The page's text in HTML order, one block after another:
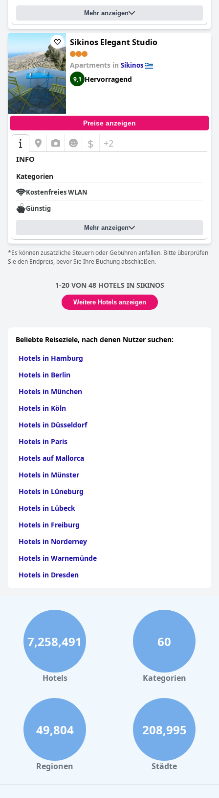
Mehr anzeigen
Sikinos Elegant Studio
Apartments in Síkinos
9,1 Hervorragend
Preise anzeigen
$ +2
INFO
Kategorien
Kostenfreies WLAN
Günstig
Mehr anzeigen
*Es können zusätzliche Steuern oder Gebühren anfallen. Bitte überprüfen
Sie den Endpreis, bevor Sie Ihre Buchung abschließen.
1-20 VON 48 HOTELS IN SIKINOS
Weitere Hotels anzeigen
Beliebte Reiseziele, nach denen Nutzer suchen:
Hotels in Hamburg
Hotels in Berlin
Hotels in München
Hotels in Köln
Hotels in Düsseldorf
Hotels in Paris
Hotels auf Mallorca
Hotels in Münster
Hotels in Lüneburg
Hotels in Lübeck
Hotels in Freiburg
Hotels in Norderney
Hotels in Warnemünde
Hotels in Dresden
Hotels in Stuttgart
Hotels in Leipzig
Hotels in Bamberg
Hotels in Nürnberg
Hotels in Büsum
Hotels in Braunschweig
Hotels im Moseltal
Hotels in Playa de Palma
Hotels auf Sardinien
7,258,491
Hotels
60
Kategorien
49,804
Regionen
208,995
Städte